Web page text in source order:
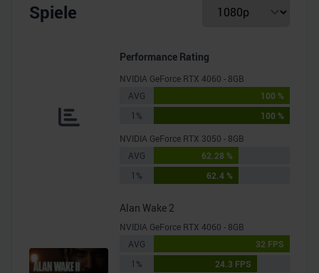
Spiele
Performance Rating
NVIDIA GeForce RTX 4060 - 8GB
AVG
100 %
1%
100 %
NVIDIA GeForce RTX 3050 - 8GB
AVG
62.28 %
1%
62.4 %
Alan Wake 2
NVIDIA GeForce RTX 4060 - 8GB
AVG
32 FPS
1%
24.3 FPS